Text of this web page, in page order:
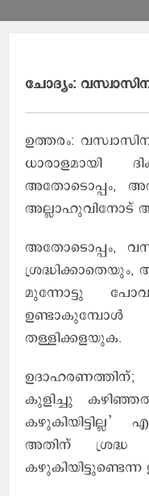
ചോദ്യം:
ഉത്തരം:
ധാരാളമായി
അതോടൊപ്പം,
അല്ലാഹുവിനോട്
അതോടൊപ്പം,
മുന്നോട്ടു
തള്ളിക്കളയുക.
ഉദാഹരണത്തിന്;
കുളിച്ചു
അതിന് ശ്രദ്ധ